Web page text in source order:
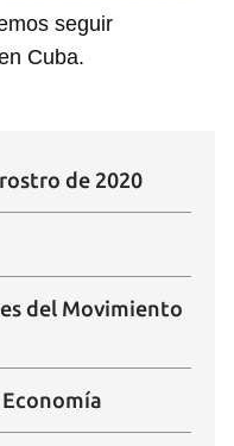
seguir
Cuba.
de 2020
del Movimiento